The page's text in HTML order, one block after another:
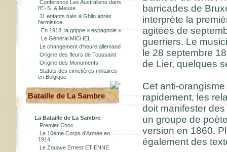
Conférence Les Australiens dans
l'E.-S. & Meuse.
11 enfants tués à Ghlin après
l'armistice
En 1918, la grippe « espagnole »
Le Général MICHEL
Le changement d'heure allemand
Origine des fleurs de Toussaint
Origine des Monuments
Statuts des cimetières militaires
en Belgique
Bataille de La Sambre
La Bataille de La Sambre
Premier Choc
Le 10ème Corps d'Armée en
1914
Le Zouave Ernest ETIENNE
barricades de
interprète la
agitées de
guerriers. Le
le 28 septembre
de Lier, quelques
Cet anti-
rapidement, les
doit manifester
un groupe de
version en 1860.
également des